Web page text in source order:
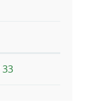
33